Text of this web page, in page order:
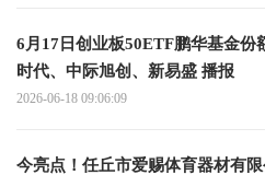
6月17日创业板50ETF鹏华基金份
时代、中际旭创、新易盛 播报
2026-06-18 09:06:09
今亮点！任丘市爱赐体育器材有